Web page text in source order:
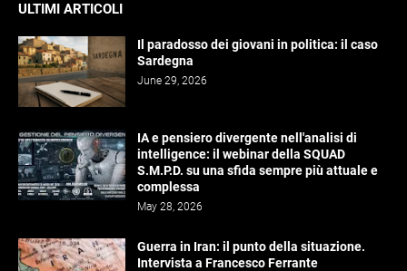
ULTIMI ARTICOLI
Il paradosso dei giovani in politica: il caso
Sardegna
June 29, 2026
IA e pensiero divergente nell'analisi di
intelligence: il webinar della SQUAD
S.M.P.D. su una sfida sempre più attuale e
complessa
May 28, 2026
Guerra in Iran: il punto della situazione.
Intervista a Francesco Ferrante